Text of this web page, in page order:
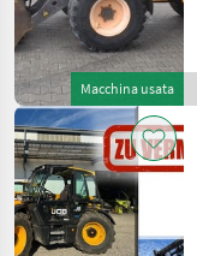
Macchina usata